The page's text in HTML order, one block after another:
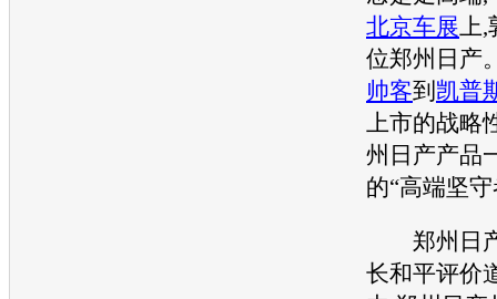
北京车展
位郑州日产
帅客到 凯普
上市的战略
州日产产品
的“高端坚
郑州日
长和平评价